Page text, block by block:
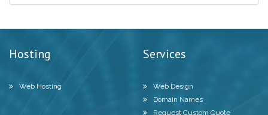
Hosting
Web Hosting
Services
Web Design
Domain Names
Request Custom Quote